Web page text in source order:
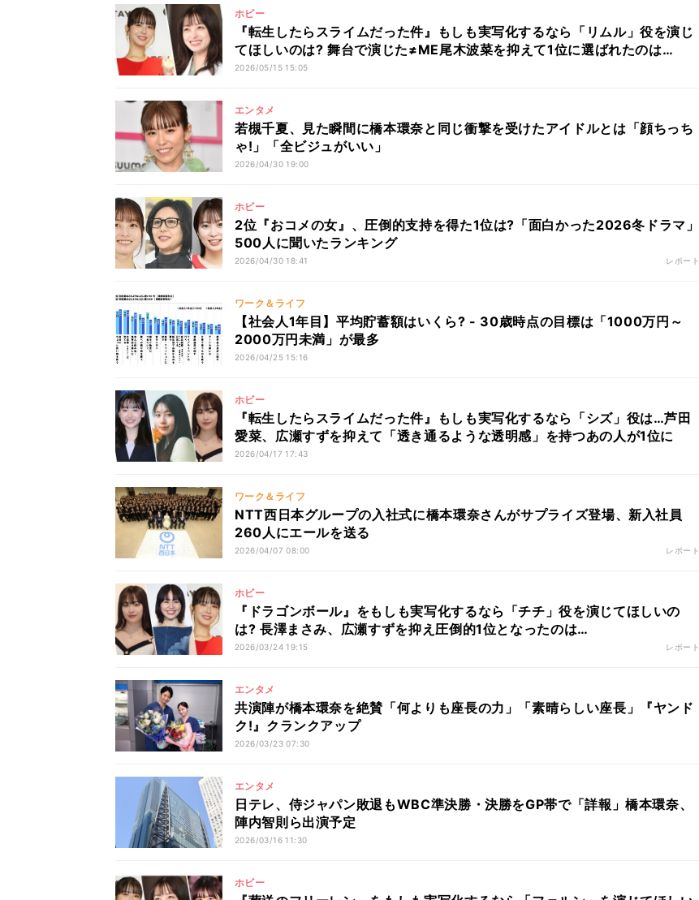
ホビー
『転生したらスライムだった件』もしも実写化するなら「リムル」役を演じ
てほしいのは? 舞台で演じた≠ME尾木波菜を抑えて1位に選ばれたのは…
2026/05/15 15:05
エンタメ
若槻千夏、見た瞬間に橋本環奈と同じ衝撃を受けたアイドルとは「顔ちっち
ゃ!」「全ビジュがいい」
2026/04/30 19:00
ホビー
2位『おコメの女』、圧倒的支持を得た1位は?「面白かった2026冬ドラマ」
500人に聞いたランキング
2026/04/30 18:41 レポート
ワーク＆ライフ
【社会人1年目】平均貯蓄額はいくら? - 30歳時点の目標は「1000万円～
2000万円未満」が最多
2026/04/25 15:16
ホビー
『転生したらスライムだった件』もしも実写化するなら「シズ」役は…芦田
愛菜、広瀬すずを抑えて「透き通るような透明感」を持つあの人が1位に
2026/04/17 17:43
ワーク＆ライフ
NTT西日本グループの入社式に橋本環奈さんがサプライズ登場、新入社員
260人にエールを送る
2026/04/07 08:00 レポート
ホビー
『ドラゴンボール』をもしも実写化するなら「チチ」役を演じてほしいの
は? 長澤まさみ、広瀬すずを抑え圧倒的1位となったのは…
2026/03/24 19:15 レポート
エンタメ
共演陣が橋本環奈を絶賛「何よりも座長の力」「素晴らしい座長」『ヤンド
ク!』クランクアップ
2026/03/23 07:30
エンタメ
日テレ、侍ジャパン敗退もWBC準決勝・決勝をGP帯で「詳報」橋本環奈、
陣内智則ら出演予定
2026/03/16 11:30
ホビー